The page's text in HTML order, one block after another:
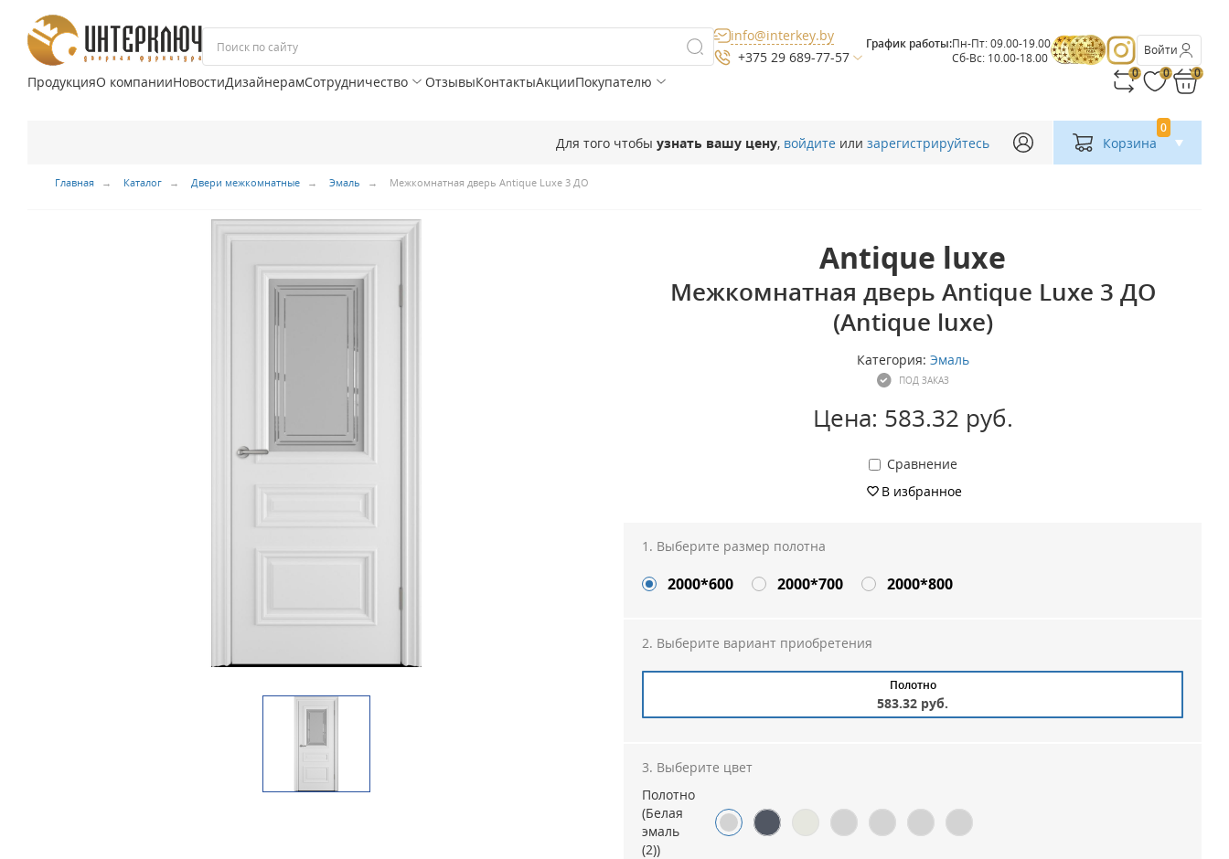
Войти
info@interkey.by
+375 29 689-77-57
График работы:Пн-Пт: 09.00-19.00
Сб-Вс: 10.00-18.00
ПродукцияО компанииНовостиДизайнерамСотрудничество ОтзывыКонтактыАкцииПокупателю 0 0 0
Для того чтобы узнать вашу цену, войдите или зарегистрируйтесь Корзина
0
Главная Каталог Двери межкомнатные Эмаль Межкомнатная дверь Antique Luxe 3 ДО
Antique luxe
Межкомнатная дверь Antique Luxe 3 ДО
(Antique luxe)
Категория: Эмаль
ПОД ЗАКАЗ
Цена: 583.32 руб.
Сравнение
В избранное
Выберите размер полотна
2000*600 2000*700 2000*800
Выберите вариант приобретения
Полотно
583.32 руб.
Выберите цвет
Полотно
(Белая
эмаль
(2))